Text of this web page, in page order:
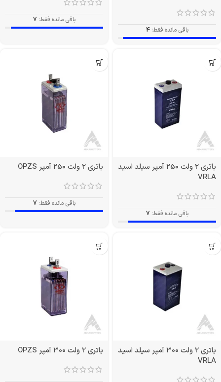
باقی مانده فقط: 4
باقی مانده فقط: 7
باتری 2 ولت 250 آمپر سیلد اسید
VRLA
باقی مانده فقط: 7
باتری 2 ولت 250 آمپر OPZS
باقی مانده فقط: 7
باتری 2 ولت 300 آمپر سیلد اسید
VRLA
باتری 2 ولت 300 آمپر OPZS